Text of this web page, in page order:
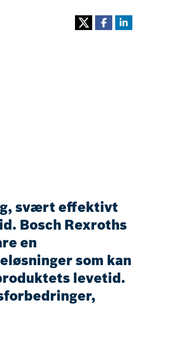
svært effektivt
Bosch Rexroths
en
som kan
levetid.